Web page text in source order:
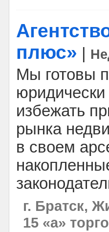
плюс»
Мы готовы
юридически
избежать
рынка
в своем
г. Братск,
15 «а»